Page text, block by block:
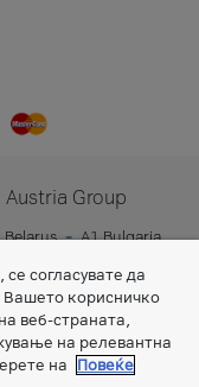
Austria Group
Belarus
A1 Bulgaria
согласувате да
Вашето корисничко
веб-страната,
на релевантна
на
Повеќе